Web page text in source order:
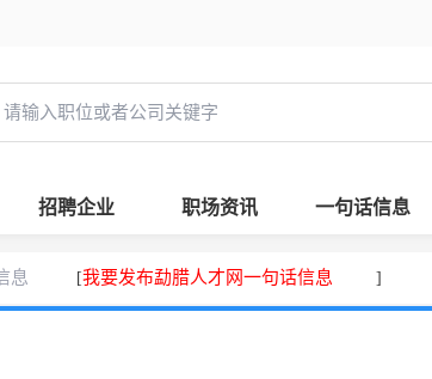
招聘企业 职场资讯 一句话信息
息 [我要发布勐腊人才网一句话信息 ]